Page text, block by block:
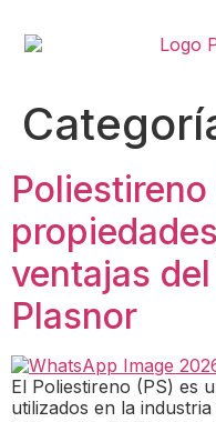
Poliestireno
ventajas
Plasnor
El Poliestireno (PS) es
utilizados en la